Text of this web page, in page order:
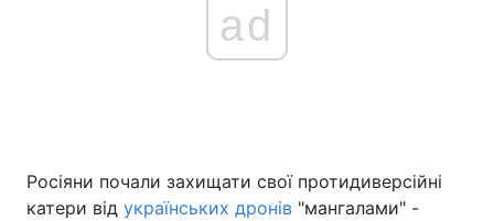
ad
Росіяни почали захищати свої протидиверсійні
катери від українських дронів "мангалами" -